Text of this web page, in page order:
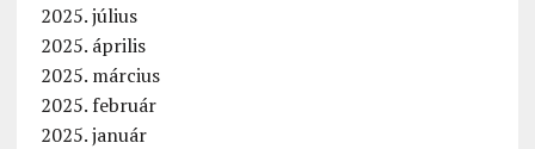
2025. július
2025. április
2025. március
2025. február
2025. január